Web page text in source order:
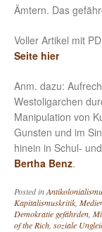
Ämtern. Das
Voller Artikel mit
Seite hier
Anm. dazu:
Westoligarchen
Manipulation von
Gunsten und im
hinein in Schul-
Bertha Benz.
Posted in
Kapitalismuskritik,
Demokratie gefährden,
of the Rich, soziale